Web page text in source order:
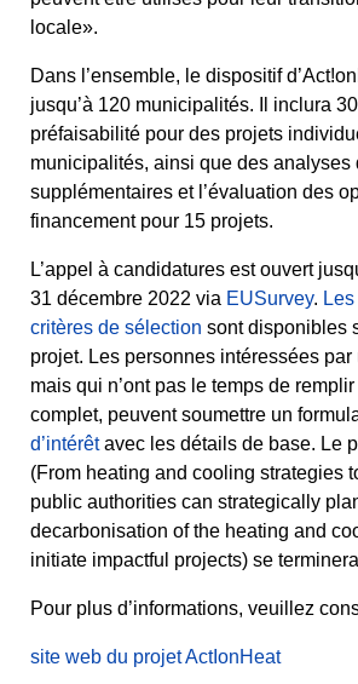
locale».
Dans l’ensemble, le dispositif
jusqu’à 120 municipalités. Il inclura
préfaisabilité pour des projets
municipalités, ainsi que des analyses
supplémentaires et l’évaluation des
financement pour 15 projets.
L’appel à candidatures est ouvert
31 décembre 2022 via EUSurvey.
critères de sélection sont disponibles
projet. Les personnes intéressées
mais qui n’ont pas le temps de
complet, peuvent soumettre un
d’intérêtavec les détails de base. Le
(From heating and cooling strategies
public authorities can strategically
decarbonisation of the heating and
initiate impactful projects) se
Pour plus d’informations, veuillez
site web du projet ActIonHeat